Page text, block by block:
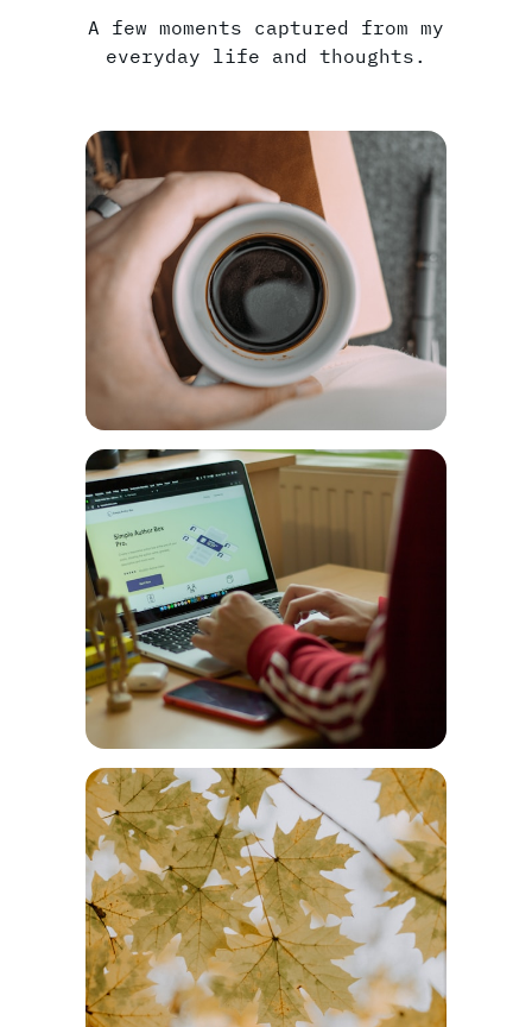
A few moments captured from my
everyday life and thoughts.